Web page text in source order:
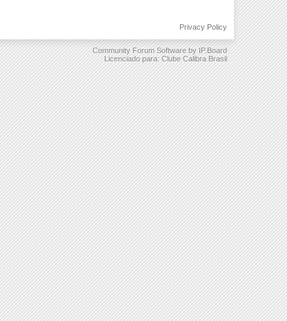
Privacy Policy
Community Forum Software by IP.Board
Licenciado para: Clube Calibra Brasil